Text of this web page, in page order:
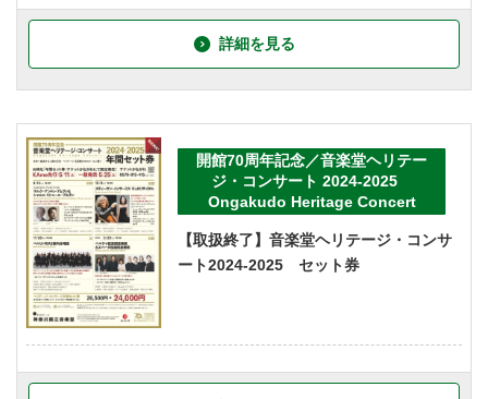
詳細を見る
開館70周年記念／音楽堂ヘリテー
ジ・コンサート 2024-2025
Ongakudo Heritage Concert
【取扱終了】音楽堂ヘリテージ・コンサ
ート2024-2025 セット券